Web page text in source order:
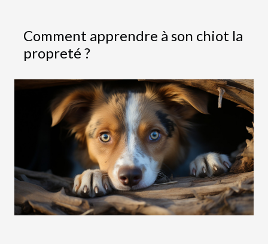
Comment apprendre à son chiot la
propreté ?